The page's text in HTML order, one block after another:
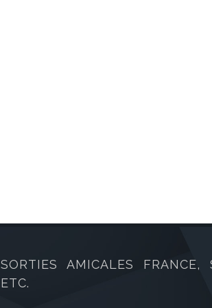
SORTIES AMICALES FRANCE,
ETC.